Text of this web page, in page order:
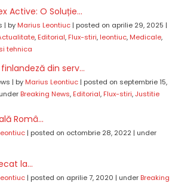
Active: O Soluție...
| by Marius Leontiuc| posted on aprilie 29, 2025 |
, Editorial, Flux-stiri, leontiuc, Medicale,
tehnica
din serv...
| by Marius Leontiuc| posted on septembrie 15,
under Breaking News, Editorial, Flux-stiri,Justitie
Româ...
| posted on octombrie 28, 2022| under
la...
| posted on aprilie 7, 2020 | under Breaking